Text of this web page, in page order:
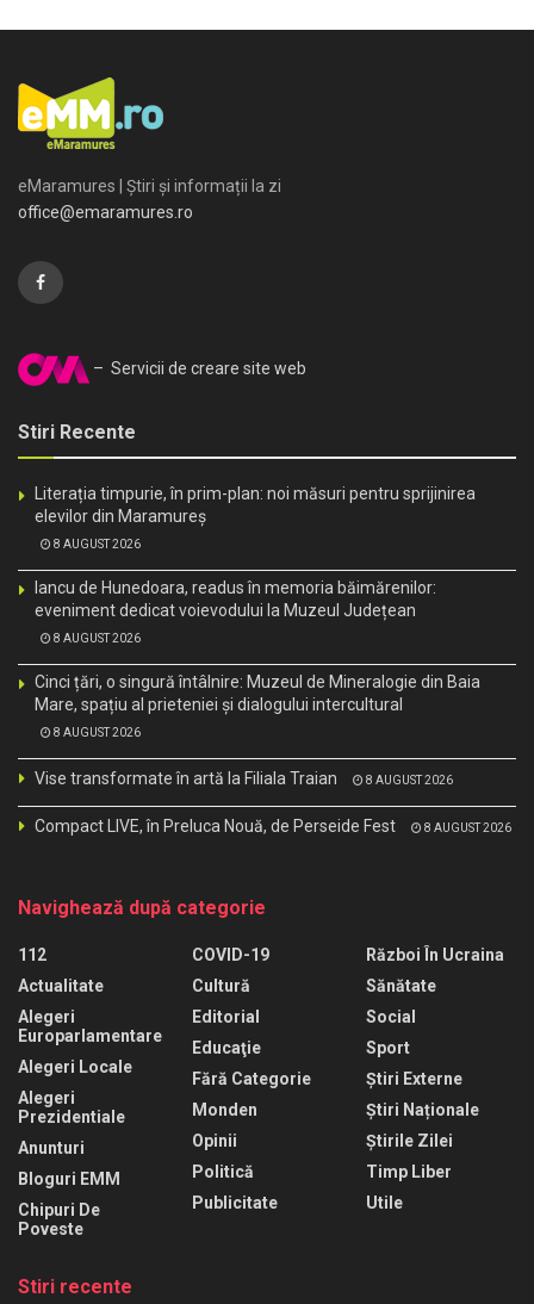
eMaramures | Știri și informații la zi
office@emaramures.ro
– Servicii de creare site web
Stiri Recente
Literația timpurie, în prim-plan: noi măsuri pentru sprijinirea
elevilor din Maramureș
8 AUGUST 2026
Iancu de Hunedoara, readus în memoria băimărenilor:
eveniment dedicat voievodului la Muzeul Județean
8 AUGUST 2026
Cinci țări, o singură întâlnire: Muzeul de Mineralogie din Baia
Mare, spațiu al prieteniei și dialogului intercultural
8 AUGUST 2026
Vise transformate în artă la Filiala Traian 8 AUGUST 2026
Compact LIVE, în Preluca Nouă, de Perseide Fest 8 AUGUST 2026
Navighează după categorie
112
Actualitate
Alegeri
Europarlamentare
Alegeri Locale
Alegeri
Prezidentiale
Anunturi
Bloguri EMM
Chipuri De
Poveste
COVID-19
Cultură
Editorial
Educaţie
Fără Categorie
Monden
Opinii
Politică
Publicitate
Război În Ucraina
Sănătate
Social
Sport
Știri Externe
Știri Naționale
Știrile Zilei
Timp Liber
Utile
Stiri recente